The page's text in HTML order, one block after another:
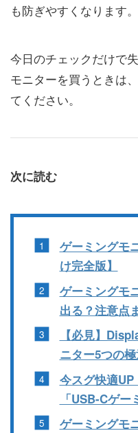
も防ぎやすくなります。
今日のチェックだけで
モニターを買うときは
てください。
次に読む
ゲーミングモ
け完全版】
ゲーミングモ
出る？注意点
【必見】
ニター5つの極
今スグ快適
「USB-Cゲ
ゲーミングモ